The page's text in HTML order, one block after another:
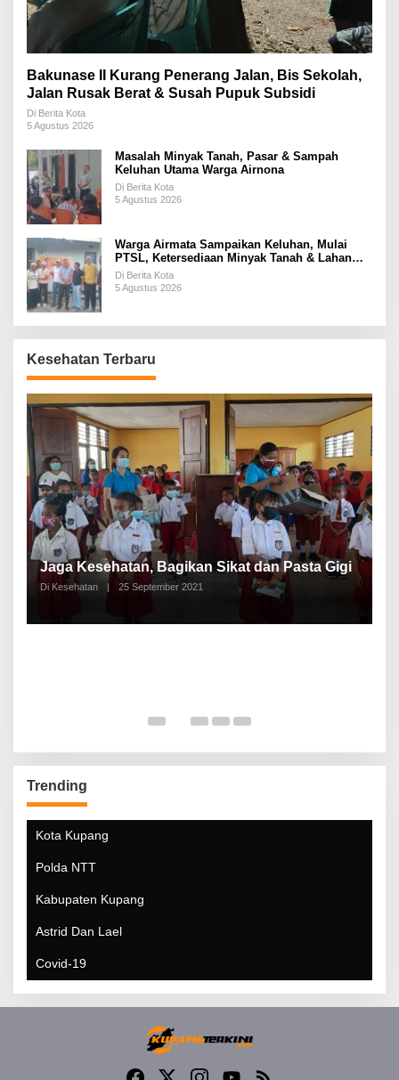
Bakunase II Kurang Penerang Jalan, Bis Sekolah,
Jalan Rusak Berat & Susah Pupuk Subsidi
Di Berita Kota
5 Agustus 2026
Masalah Minyak Tanah, Pasar & Sampah
Keluhan Utama Warga Airnona
Di Berita Kota
5 Agustus 2026
Warga Airmata Sampaikan Keluhan, Mulai
PTSL, Ketersediaan Minyak Tanah & Lahan
Pemakaman
Di Berita Kota
5 Agustus 2026
Kesehatan Terbaru
Jaga Kesehatan, Bagikan Sikat dan Pasta Gigi
Di Kesehatan | 25 September 2021
Trending
Kota Kupang
Polda NTT
Kabupaten Kupang
Astrid Dan Lael
Covid-19